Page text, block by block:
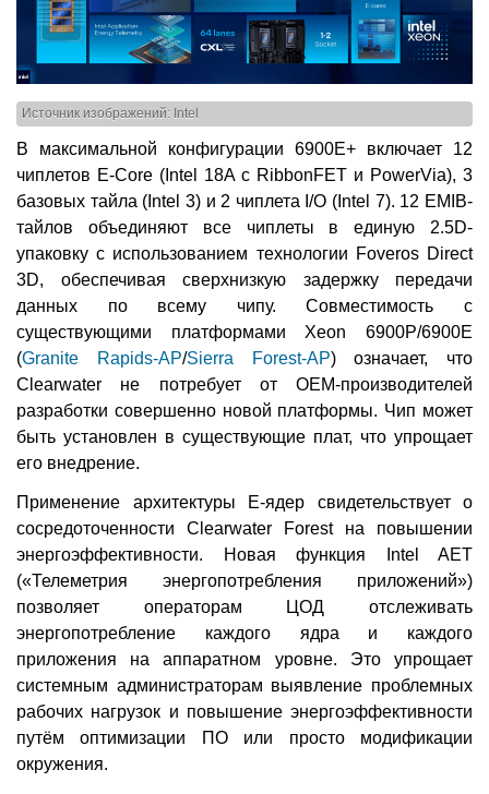
Источник изображений: Intel
В максимальной конфигурации 6900E+ включает 12
чиплетов E-Core (Intel 18A с RibbonFET и PowerVia), 3
базовых тайла (Intel 3) и 2 чиплета I/O (Intel 7). 12 EMIB-
тайлов объединяют все чиплеты в единую 2.5D-
упаковку с использованием технологии Foveros Direct
3D, обеспечивая сверхнизкую задержку передачи
данных по всему чипу. Совместимость с
существующими платформами Xeon 6900P/6900E
(Granite Rapids-AP/Sierra Forest-AP) означает, что
Clearwater не потребует от OEM-производителей
разработки совершенно новой платформы. Чип может
быть установлен в существующие плат, что упрощает
его внедрение.
Применение архитектуры E-ядер свидетельствует о
сосредоточенности Clearwater Forest на повышении
энергоэффективности. Новая функция Intel AET
(«Телеметрия энергопотребления приложений»)
позволяет операторам ЦОД отслеживать
энергопотребление каждого ядра и каждого
приложения на аппаратном уровне. Это упрощает
системным администраторам выявление проблемных
рабочих нагрузок и повышение энергоэффективности
путём оптимизации ПО или просто модификации
окружения.